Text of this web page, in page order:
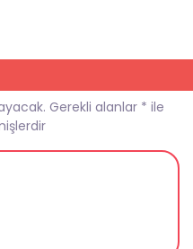
Gerekli alanlar * ile